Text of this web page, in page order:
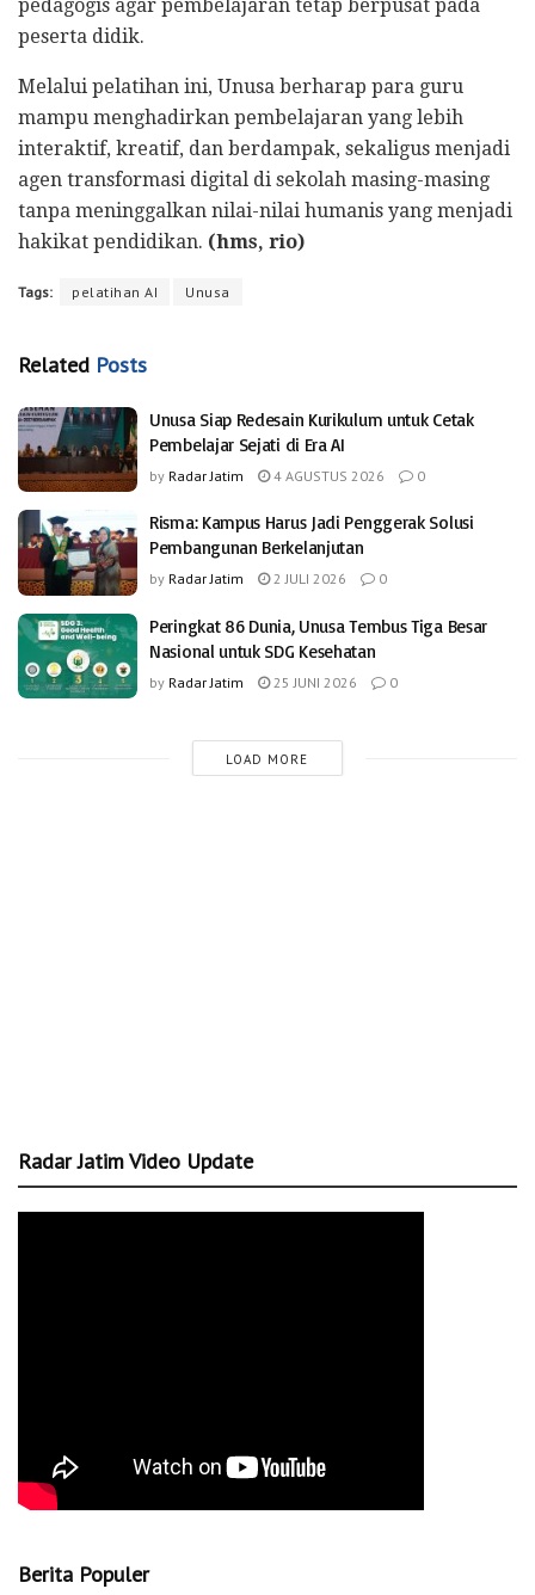
pedagogis agar pembelajaran tetap berpusat pada
peserta didik.
Melalui pelatihan ini, Unusa berharap para guru
mampu menghadirkan pembelajaran yang lebih
interaktif, kreatif, dan berdampak, sekaligus menjadi
agen transformasi digital di sekolah masing-masing
tanpa meninggalkan nilai-nilai humanis yang menjadi
hakikat pendidikan. (hms, rio)
Tags: pelatihan AI Unusa
Related Posts
Unusa Siap Redesain Kurikulum untuk Cetak
Pembelajar Sejati di Era AI
by Radar Jatim 4 AGUSTUS 2026 0
Risma: Kampus Harus Jadi Penggerak Solusi
Pembangunan Berkelanjutan
by Radar Jatim 2 JULI 2026 0
Peringkat 86 Dunia, Unusa Tembus Tiga Besar
Nasional untuk SDG Kesehatan
by Radar Jatim 25 JUNI 2026 0
LOAD MORE
Radar Jatim Video Update
Berita Populer